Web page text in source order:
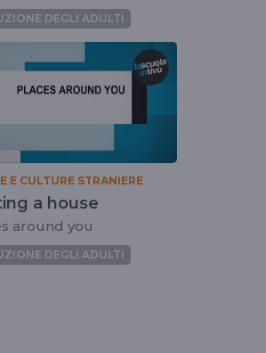
DEGLI ADULTI
E CULTURE STRANIERE
a house
around you
DEGLI ADULTI